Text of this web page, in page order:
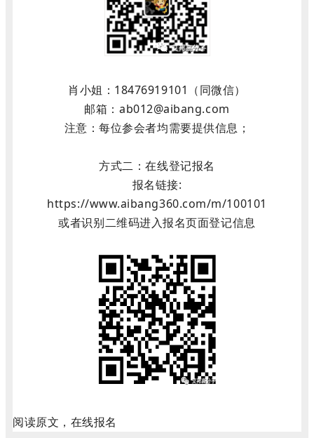
肖小姐：18476919101（同微信）
邮箱：ab012@aibang.com
注意：每位参会者均需要提供信息；
方式二：在线登记报名
报名链接:
https://www.aibang360.com/m/100101
或者识别二维码进入报名页面登记信息
阅读原文，在线报名